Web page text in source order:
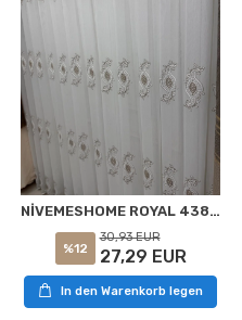
NİVEMESHOME ROYAL 4380 VİZON 1/2,5 PİLELİ BAMBU RULO PERDE
%12
30,93 EUR
27,29 EUR
In den Warenkorb legen